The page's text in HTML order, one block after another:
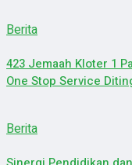
Berita
423 Jemaah Kloter 1
One Stop Service
Berita